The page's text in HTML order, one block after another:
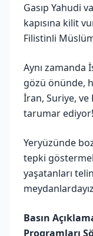
Gasıp Yahudi
kapısına kilit
Filistinli
Aynı zamanda
gözü önünde,
İran, Suriye, ve
tarumar ediyor!
Yeryüzünde
tepki
yaşatanları
Basın
Programları